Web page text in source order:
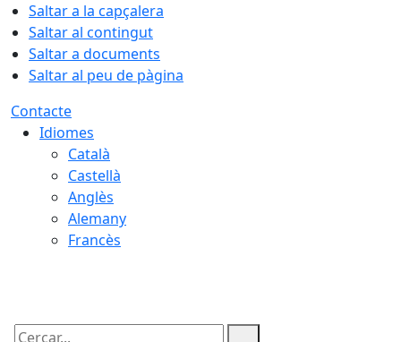
Saltar a la capçalera
Saltar al contingut
Saltar a documents
Saltar al peu de pàgina
Contacte
Idiomes
Català
Castellà
Anglès
Alemany
Francès